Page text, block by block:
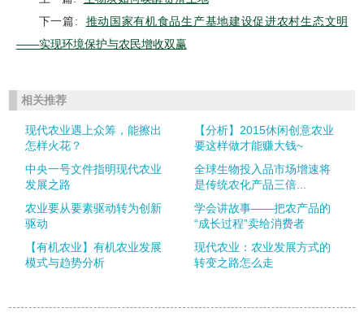
下一篇:
推动国家有机食品生产基地建设促进农村生态文明
——实现环境保护与农民增收双赢
相关推荐
现代农业遇上众筹，能擦出
怎样火花？
【分析】2015休闲创意农业
要这样做才能赚大钱~
中央一号文件指明现代农业
发展之路
全球生物投入品市场增速将
是传统农化产品三倍...
农业要从要素驱动转为创新
驱动
学会讲故事——把农产品的
“成长过程”卖给消费者
【有机农业】有机农业发展
模式与趋势分析
现代农业：农业发展方式的
转变之路怎么走